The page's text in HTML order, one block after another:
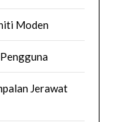
Moden
Jerawat